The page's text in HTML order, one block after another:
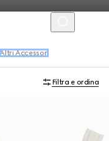
Altri Accessori
Filtra e ordina